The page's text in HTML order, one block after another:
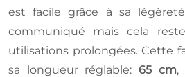
est facile grâce à sa
communiqué mais cela
utilisations prolongées. Cette
sa longueur réglable: 65 cm,